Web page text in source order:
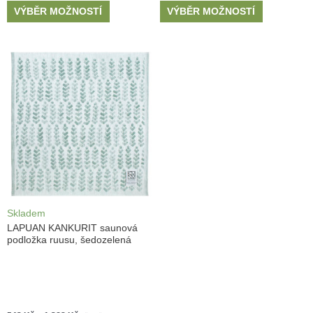
VÝBĚR MOŽNOSTÍ VÝBĚR MOŽNOSTÍ
Skladem
LAPUAN KANKURIT saunová
podložka ruusu, šedozelená